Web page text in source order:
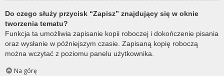
Do czego służy przycisk “Zapisz” znajdujący się w oknie
tworzenia tematu?
Funkcja ta umożliwia zapisanie kopii roboczej i dokończenie pisania
oraz wysłanie w późniejszym czasie. Zapisaną kopię roboczą
można wczytać z poziomu panelu użytkownika.
Na górę